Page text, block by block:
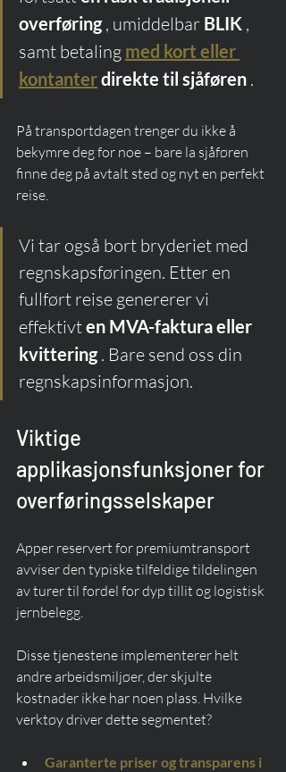
overføring , umiddelbar BLIK ,
samt betaling med kort eller
kontanterdirekte til sjåføren .
På transportdagen trenger du ikke å
bekymre deg for noe – bare la sjåføren
finne deg på avtalt sted og nyt en perfekt
reise.
Vi tar også bort bryderiet med
regnskapsføringen. Etter en
fullført reise genererer vi
effektivt en MVA-faktura eller
kvittering . Bare send oss din
regnskapsinformasjon.
Viktige
applikasjonsfunksjoner for
overføringsselskaper
Apper reservert for premiumtransport
avviser den typiske tilfeldige tildelingen
av turer til fordel for dyp tillit og logistisk
jernbelegg.
Disse tjenestene implementerer helt
andre arbeidsmiljøer, der skjulte
kostnader ikke har noen plass. Hvilke
verktøy driver dette segmentet?
Garanterte priser og transparens i